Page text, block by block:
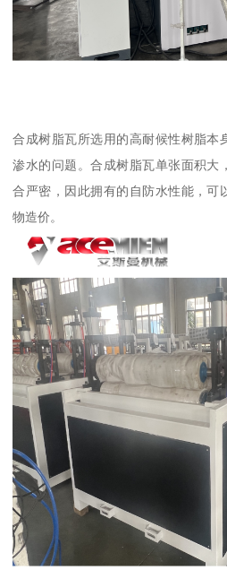
合成树脂瓦所选用的高耐候性树脂本
渗水的问题。合成树脂瓦单张面积大
合严密，因此拥有的自防水性能，可
物造价。